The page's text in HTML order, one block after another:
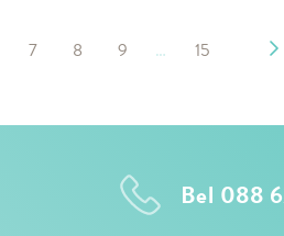
7 8 9 … 15
Bel 088